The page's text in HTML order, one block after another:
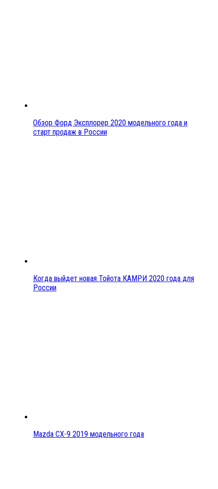
Обзор Форд Эксплорер 2020 модельного года и
старт продаж в России
Когда выйдет новая Тойота КАМРИ 2020 года для
России
Mazda CX-9 2019 модельного года